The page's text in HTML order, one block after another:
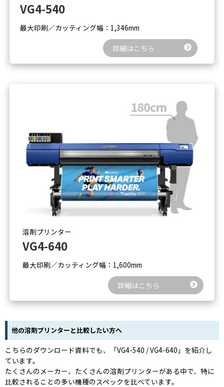
VG4-540
最大印刷／カッティング幅：1,346mm
詳細はこちら
溶剤プリンター
VG4-640
最大印刷／カッティング幅：1,600mm
詳細はこちら
他の溶剤プリンターと比較したい方へ
こちらのダウンロード資料でも、「VG4-540 / VG4-640」を紹介し
ています。
たくさんのメーカー、たくさんの溶剤プリンターがある中で、特に
比較されることの多い機種のスペックを比べています。